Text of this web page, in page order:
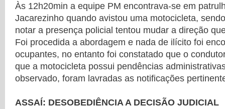
Às 12h20min a equipe PM encontrava-se em
Jacarezinho quando avistou uma motocicleta,
notar a presença policial tentou mudar a direção
Foi procedida a abordagem e nada de ilícito foi
ocupantes, no entanto foi constatado que o
que a motocicleta possui pendências
observado, foram lavradas as notificações
ASSAÍ: DESOBEDIÊNCIA A DECISÃO JUDICIAL